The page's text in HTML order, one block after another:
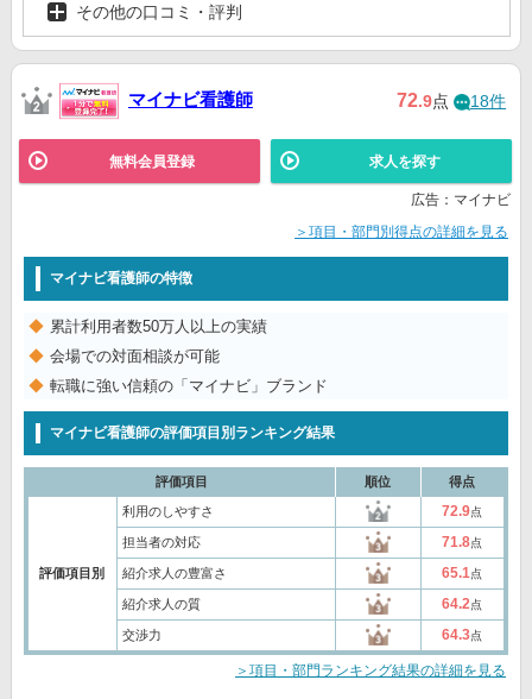
その他の口コミ・評判
マイナビ看護師 72.9点 18件
無料会員登録 求人を探す
広告：マイナビ
＞項目・部門別得点の詳細を見る
マイナビ看護師の特徴
累計利用者数50万人以上の実績
会場での対面相談が可能
転職に強い信頼の「マイナビ」ブランド
マイナビ看護師の評価項目別ランキング結果
評価項目 順位 得点
評価項目別
利用のしやすさ 72.9点
担当者の対応 71.8点
紹介求人の豊富さ 65.1点
紹介求人の質 64.2点
交渉力 64.3点
＞項目・部門ランキング結果の詳細を見る